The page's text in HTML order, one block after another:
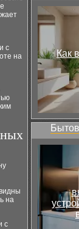
с
на
на
с
Как